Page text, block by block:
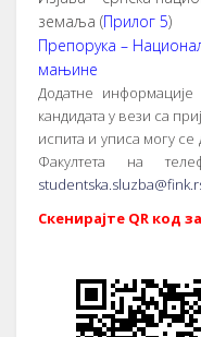
земаља (Прилог 5)
Препорука –
мањине
Додатне
кандидата у вези са
испита и уписа могу
Факултета на
Скенирајте QR код